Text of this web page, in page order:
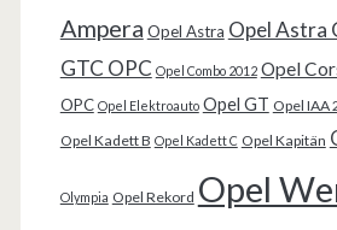
Ampera Opel Astra Opel Astra
GTC OPC Opel Combo 2012 Opel
OPC Opel Elektroauto Opel GT Opel IAA
Opel Kadett B Opel Kadett C Opel Kapitän
Olympia Opel Rekord Opel